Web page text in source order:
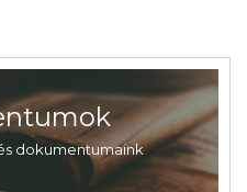
dokumentumaink